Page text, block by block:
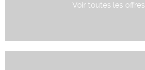
Voir toutes les offres